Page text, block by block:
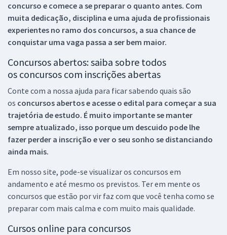
concurso e comece a se preparar o quanto antes. Com
muita dedicação, disciplina e uma ajuda de profissionais
experientes no ramo dos concursos, a sua chance de
conquistar uma vaga passa a ser bem maior.
Concursos abertos: saiba sobre todos
os concursos com inscrições abertas
Conte com a nossa ajuda para ficar sabendo quais são
os concursos abertos e acesse o edital para começar a sua
trajetória de estudo. É muito importante se manter
sempre atualizado, isso porque um descuido pode lhe
fazer perder a inscrição e ver o seu sonho se distanciando
ainda mais.
Em nosso site, pode-se visualizar os concursos em
andamento e até mesmo os previstos. Ter em mente os
concursos que estão por vir faz com que você tenha como se
preparar com mais calma e com muito mais qualidade.
Cursos online para concursos